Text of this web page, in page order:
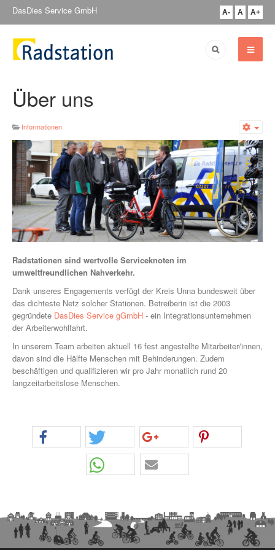
DasDies Service GmbH A- A A+
Über uns
Informationen
Radstationen sind wertvolle Serviceknoten im
umweltfreundlichen Nahverkehr.
Dank unseres Engagements verfügt der Kreis Unna bundesweit über
das dichteste Netz solcher Stationen. Betreiberin ist die 2003
gegründete DasDies Service gGmbH - ein Integrationsunternehmen
der Arbeiterwohlfahrt.
In unserem Team arbeiten aktuell 16 fest angestellte Mitarbeiter/innen,
davon sind die Hälfte Menschen mit Behinderungen. Zudem
beschäftigen und qualifizieren wir pro Jahr monatlich rund 20
langzeitarbeitslose Menschen.